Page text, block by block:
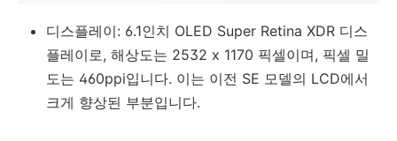
디스플레이: 6.1인치 OLED Super Retina XDR 디스
플레이로, 해상도는 2532 x 1170 픽셀이며, 픽셀 밀
도는 460ppi입니다. 이는 이전 SE 모델의 LCD에서
크게 향상된 부분입니다.